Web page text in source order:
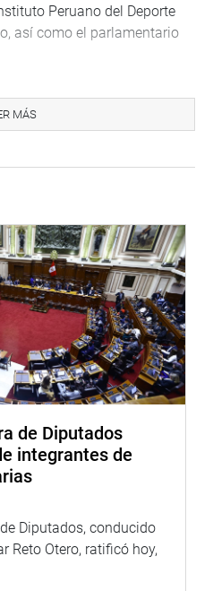
Peruano del Deporte
así como el parlamentario
de Lima
del deporte en el país”,
entre ellas en el Foro de
Grupo ICCF y en la Gala
Conservación del Congreso
espacio de diálogo
MÁS
de Diputados
integrantes de
Diputados, conducido
Reto Otero, ratificó hoy,